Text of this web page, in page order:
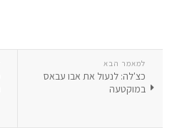
למאמר הבא
כצ'לה: לנעול את אבו עבאס
במוקטעה